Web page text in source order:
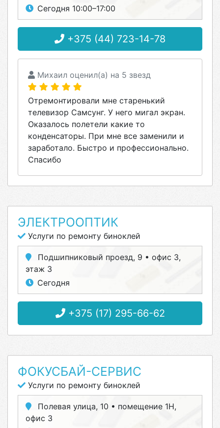
Сегодня 10:00–17:00
+375 (44) 723-14-78
Михаил оценил(а) на 5 звезд
Отремонтировали мне старенький
телевизор Самсунг. У него мигал экран.
Оказалось полетели какие то
конденсаторы. При мне все заменили и
заработало. Быстро и профессионально.
Спасибо
ЭЛЕКТРООПТИК
Услуги по ремонту биноклей
Подшипниковый проезд, 9 • офис 3,
этаж 3
Сегодня
+375 (17) 295-66-62
ФОКУСБАЙ-СЕРВИС
Услуги по ремонту биноклей
Полевая улица, 10 • помещение 1Н,
офис 3